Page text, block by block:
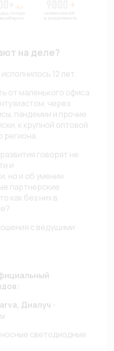
на деле?
12 лет.
от маленького офиса
через
пандемии и прочие
к крупной оптовой
региона.
говорят не
и
но и об умении
партнерские
как без них в
с ведущими
Диалуч -
светодиодные